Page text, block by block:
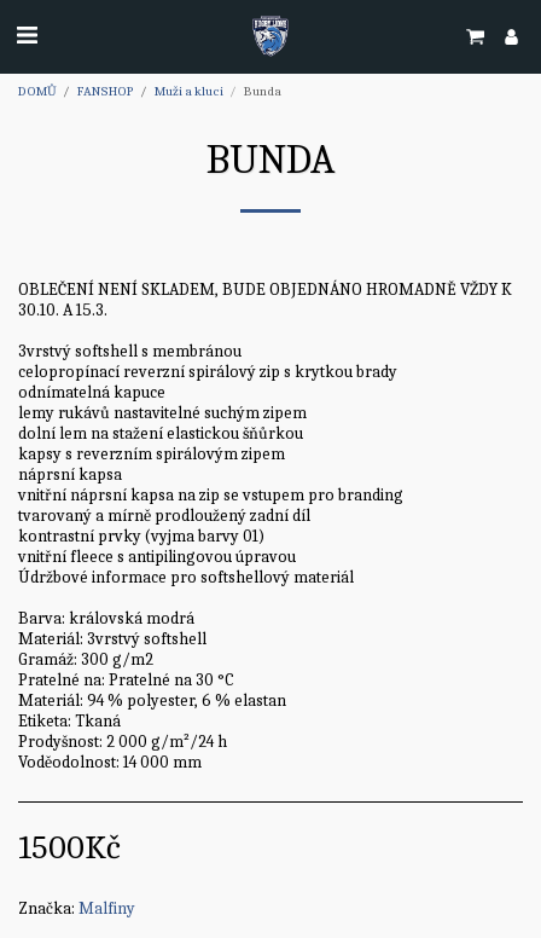
DOMŮ FANSHOP Muži a kluci Bunda
BUNDA
OBLEČENÍ NENÍ SKLADEM, BUDE OBJEDNÁNO HROMADNĚ VŽDY K
30.10. A 15.3.
3vrstvý softshell s membránou
celopropínací reverzní spirálový zip s krytkou brady
odnímatelná kapuce
lemy rukávů nastavitelné suchým zipem
dolní lem na stažení elastickou šňůrkou
kapsy s reverzním spirálovým zipem
náprsní kapsa
vnitřní náprsní kapsa na zip se vstupem pro branding
tvarovaný a mírně prodloužený zadní díl
kontrastní prvky (vyjma barvy 01)
vnitřní fleece s antipilingovou úpravou
Údržbové informace pro softshellový materiál
Barva: královská modrá
Materiál: 3vrstvý softshell
Gramáž: 300 g/m2
Pratelné na: Pratelné na 30 °C
Materiál: 94 % polyester, 6 % elastan
Etiketa: Tkaná
Prodyšnost: 2 000 g/m²/24 h
Voděodolnost: 14 000 mm
1500Kč
Značka: Malfiny